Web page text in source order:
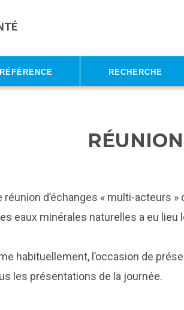
Référence Recherche
d’échanges « multi-acteurs
eaux minérales naturelles a eu
habituellement, l’occasion de
les présentations de la journée.